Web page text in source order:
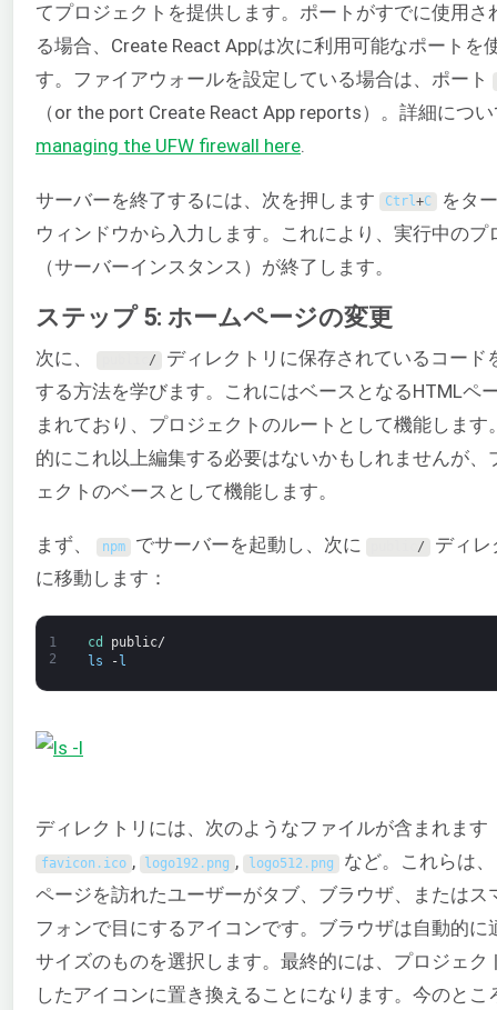
てプロジェクトを提供します。ポートがすでに使用さ
る場合、Create React Appは次に利用可能なポートを
す。ファイアウォールを設定している場合は、ポート
（or the port Create React App reports）。詳細につ
managing the UFW firewall here.
サーバーを終了するには、次を押します Ctrl+C をタ
ウィンドウから入力します。これにより、実行中のプ
（サーバーインスタンス）が終了します。
ステップ 5: ホームページの変更
次に、 / ディレクトリに保存されているコード
する方法を学びます。これにはベースとなるHTMLペ
まれており、プロジェクトのルートとして機能します
的にこれ以上編集する必要はないかもしれませんが、
ェクトのベースとして機能します。
まず、 npm でサーバーを起動し、次に /
ディレ
に移動します：
1
2
cd public/
ls
-l
ディレクトリには、次のようなファイルが含まれます
favicon . ico , logo192 . png , logo512 . png など。これらは
ページを訪れたユーザーがタブ、ブラウザ、またはス
フォンで目にするアイコンです。ブラウザは自動的に
サイズのものを選択します。最終的には、プロジェク
したアイコンに置き換えることになります。今のとこ